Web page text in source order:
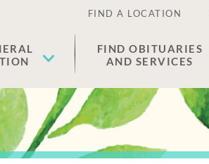
FIND A LOCATION
FIND OBITUARIES
AND SERVICES